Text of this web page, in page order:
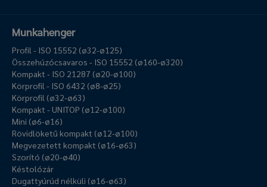
Munkahenger
Profil - ISO 15552 (ø32-ø125)
Összehúzócsavaros - ISO 15552 (ø160-ø320)
Kompakt - ISO 21287 (ø20-ø100)
Körprofil - ISO 6432 (ø8-ø25)
Körprofil (ø32-ø63)
Kompakt - UNITOP (ø12-ø100)
Mini (ø6-ø16)
Rövidlöketű kompakt (ø12-ø100)
Megvezetett kompakt (ø16-ø63)
Szorító (ø20-ø40)
Késtolózár
Dugattyúrúd nélküli (ø16-ø63)